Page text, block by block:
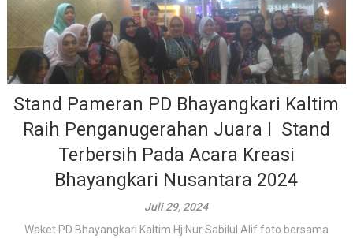
Stand Pameran PD Bhayangkari Kaltim
Raih Penganugerahan Juara I Stand
Terbersih Pada Acara Kreasi
Bhayangkari Nusantara 2024
Juli 29, 2024
Waket PD Bhayangkari Kaltim Hj Nur Sabilul Alif foto bersama